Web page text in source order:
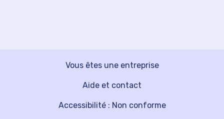
Vous êtes une entreprise
Aide et contact
Accessibilité : Non conforme